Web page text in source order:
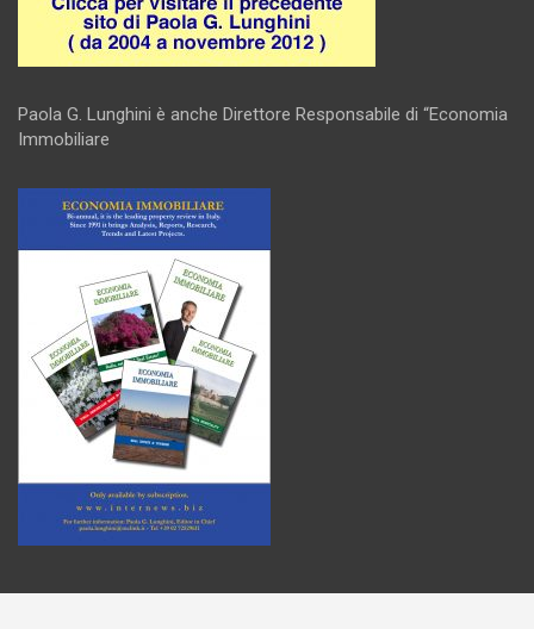
Paola G. Lunghini è anche Direttore Responsabile di “Economia
Immobiliare